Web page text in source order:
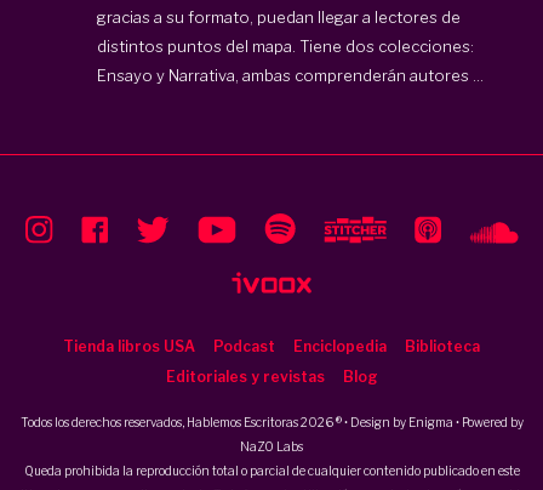
gracias a su formato, puedan llegar a lectores de
distintos puntos del mapa. Tiene dos colecciones:
Ensayo y Narrativa, ambas comprenderán autores ...
Tienda libros USA Podcast Enciclopedia
Biblioteca
Editoriales y revistas
Blog
Todos los derechos reservados, Hablemos Escritoras 2026 ® • Design by Enigma • Powered by
NaZO Labs
Queda prohibida la reproducción total o parcial de cualquier contenido publicado en este